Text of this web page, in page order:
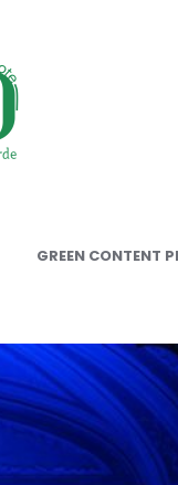
GREEN CONTENT